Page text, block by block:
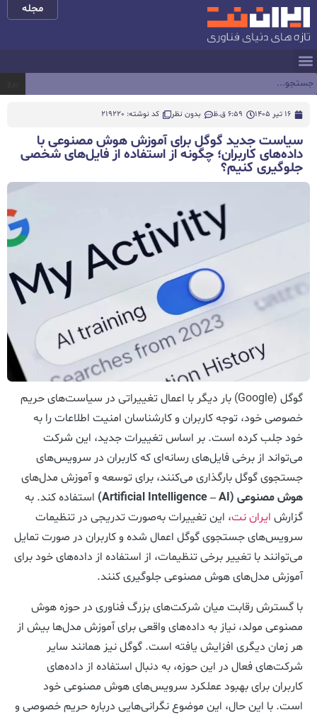
مجله
16 تیر 1405 6:59 ق.ظ بدون نظر کد نوشته: 219220
سیاست جدید گوگل برای آموزش هوش مصنوعی با
داده‌های کاربران؛ چگونه از استفاده از فایل‌های شخصی
جلوگیری کنیم؟
گوگل (Google) بار دیگر با اعمال تغییراتی در سیاست‌های حریم
خصوصی خود، توجه کاربران و کارشناسان امنیت اطلاعات را به
خود جلب کرده است. بر اساس تغییرات جدید، این شرکت
می‌تواند از برخی فایل‌های رسانه‌ای که کاربران در سرویس‌های
جستجوی گوگل بارگذاری می‌کنند، برای توسعه و آموزش مدل‌های
هوش مصنوعی (Artificial Intelligence – AI)
استفاده کند. به
گزارش ایران نت، این تغییرات به‌صورت تدریجی در تنظیمات
سرویس‌های جستجوی گوگل اعمال شده و کاربران در صورت تمایل
می‌توانند با تغییر برخی تنظیمات، از استفاده از داده‌های خود برای
آموزش مدل‌های هوش مصنوعی جلوگیری کنند.
با گسترش رقابت میان شرکت‌های بزرگ فناوری در حوزه هوش
مصنوعی مولد، نیاز به داده‌های واقعی برای آموزش مدل‌ها بیش از
هر زمان دیگری افزایش یافته است. گوگل نیز همانند سایر
شرکت‌های فعال در این حوزه، به دنبال استفاده از داده‌های
کاربران برای بهبود عملکرد سرویس‌های هوش مصنوعی خود
است. با این حال، این موضوع نگرانی‌هایی درباره حریم خصوصی و